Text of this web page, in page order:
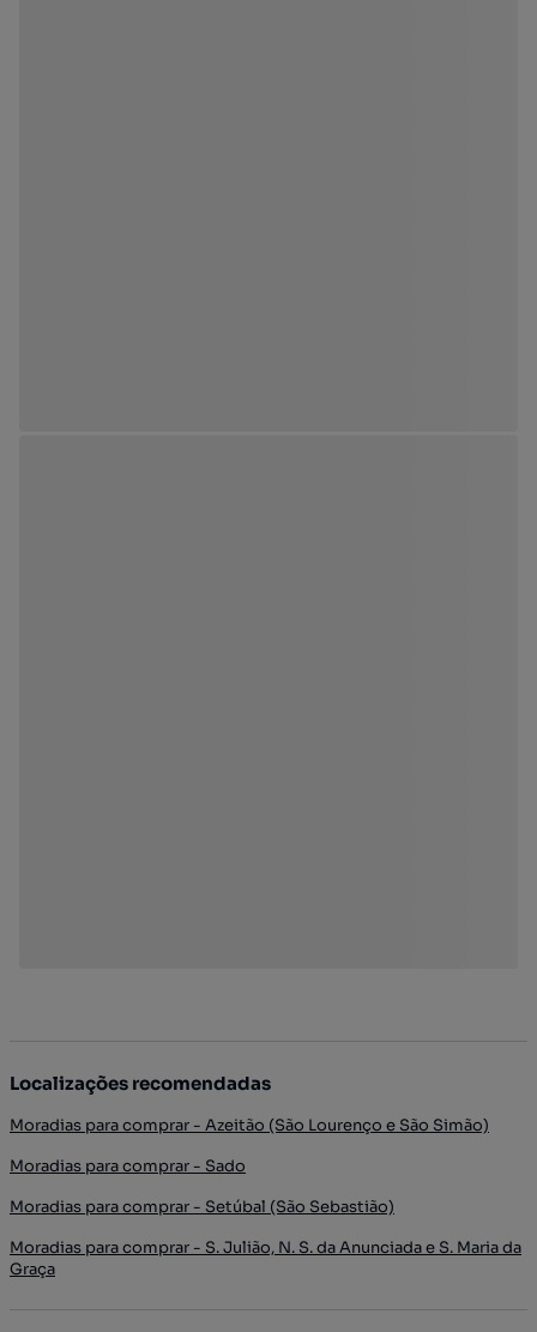
Localizações recomendadas
Moradias para comprar - Azeitão (São Lourenço e São Simão)
Moradias para comprar - Sado
Moradias para comprar - Setúbal (São Sebastião)
Moradias para comprar - S. Julião, N. S. da Anunciada e S. Maria da
Graça